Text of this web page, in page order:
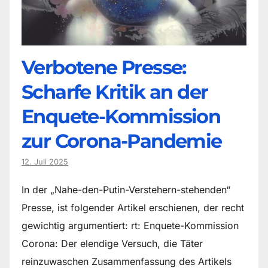
Verbotene Presse:
Scharfe Kritik an der
Enquete-Kommission
zur Corona-Pandemie
12. Juli 2025
In der „Nahe-den-Putin-Verstehern-stehenden“
Presse, ist folgender Artikel erschienen, der recht
gewichtig argumentiert: rt: Enquete-Kommission
Corona: Der elendige Versuch, die Täter
reinzuwaschen Zusammenfassung des Artikels